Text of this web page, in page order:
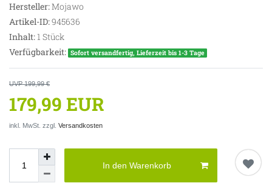
Hersteller:Mojawo
Artikel-ID:945636
Inhalt:1 Stück
Verfügbarkeit: Sofort versandfertig, Lieferzeit bis 1-3 Tage
UVP 199,99 €
179,99 EUR
inkl. MwSt. zzgl. Versandkosten
In den Warenkorb